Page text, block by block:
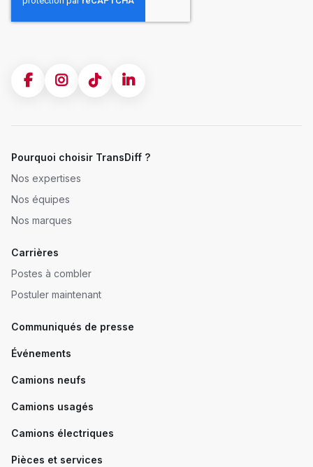
Pourquoi choisir TransDiff ?
Nos expertises
Nos équipes
Nos marques
Carrières
Postes à combler
Postuler maintenant
Communiqués de presse
Événements
Camions neufs
Camions usagés
Camions électriques
Pièces et services